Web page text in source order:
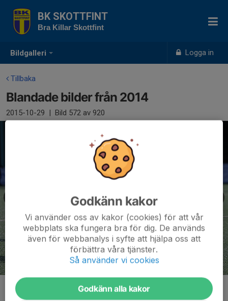
Bildgalleri Logga in
BK SKOTTFINT
Bra Killar Skottfint
Tillbaka
Blandade bilder från 2014
2015-10-29 | Bild 572 av 920
Kommentarer
Godkänn kakor
Vi använder oss av kakor (cookies) för att vår
webbplats ska fungera bra för dig. De används
även för webbanalys i syfte att hjälpa oss att
förbättra våra tjänster.
Så använder vi cookies
Godkänn alla kakor